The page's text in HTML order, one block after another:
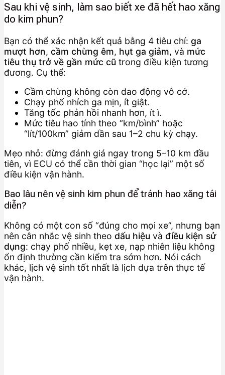
Sau khi vệ sinh, làm sao biết xe đã hết hao xăng
do kim phun?
Bạn có thể xác nhận kết quả bằng 4 tiêu chí: ga
mượt hơn, cầm chừng êm, hụt ga giảm, và mức
tiêu thụ trở về gần mức cũ trong điều kiện tương
đương. Cụ thể:
Cầm chừng không còn dao động vô cớ.
Chạy phố nhích ga mịn, ít giật.
Tăng tốc phản hồi nhanh hơn, ít ì.
Mức tiêu hao tính theo “km/bình” hoặc
“lít/100km” giảm dần sau 1–2 chu kỳ chạy.
Mẹo nhỏ: đừng đánh giá ngay trong 5–10 km đầu
tiên, vì ECU có thể cần thời gian “học lại” một số
điều kiện vận hành.
Bao lâu nên vệ sinh kim phun để tránh hao xăng tái
diễn?
Không có một con số “đúng cho mọi xe”, nhưng bạn
nên cân nhắc vệ sinh theo dấu hiệu và điều kiện sử
dụng: chạy phố nhiều, kẹt xe, nạp nhiên liệu không
ổn định thường cần kiểm tra sớm hơn. Nói cách
khác, lịch vệ sinh tốt nhất là lịch dựa trên thực tế
vận hành.